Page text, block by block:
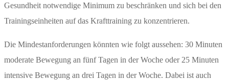
Gesundheit notwendige Minimum zu beschränken und sich bei den
Trainingseinheiten auf das Krafttraining zu konzentrieren.
Die Mindestanforderungen könnten wie folgt aussehen: 30 Minuten
moderate Bewegung an fünf Tagen in der Woche oder 25 Minuten
intensive Bewegung an drei Tagen in der Woche. Dabei ist auch